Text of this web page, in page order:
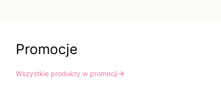
Promocje
Wszystkie produkty w promocji